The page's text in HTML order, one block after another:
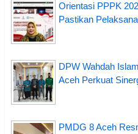
Orientasi PPPK
Pastikan
DPW Wahdah
Aceh Perkuat
PMDG 8 Aceh